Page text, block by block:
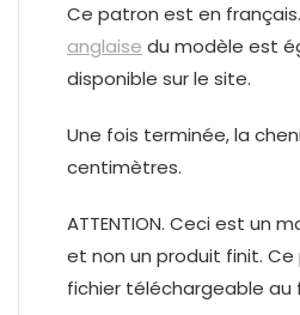
Ce patron est en
anglaise du modèle est
disponible sur le site.
Une fois terminée, la
centimètres.
ATTENTION. Ceci est un
et non un produit finit.
fichier téléchargeable au